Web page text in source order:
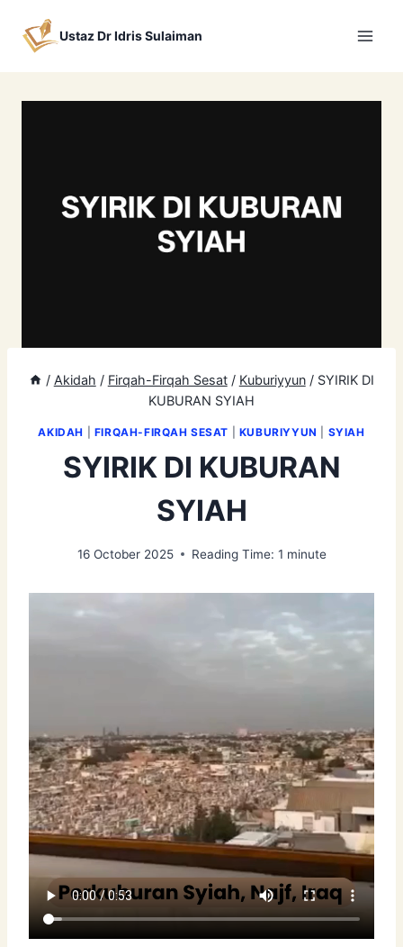
Ustaz Dr Idris Sulaiman
/ Akidah / Firqah-Firqah Sesat / Kuburiyyun / SYIRIK DI
KUBURAN SYIAH
AKIDAH FIRQAH-FIRQAH SESAT KUBURIYYUN SYIAH
SYIRIK DI KUBURAN
SYIAH
16 October 2025 Reading Time: 1 minute